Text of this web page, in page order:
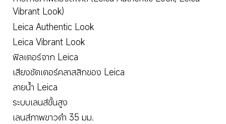
Vibrant Look)
Leica Authentic Look
Leica Vibrant Look
ฟิลเตอร์จาก Leica
เสียงชัตเตอร์คลาสสิกของ Leica
ลายน้ำ Leica
ระบบเลนส์ขั้นสูง
เลนส์ภาพขาวดำ 35 มม.